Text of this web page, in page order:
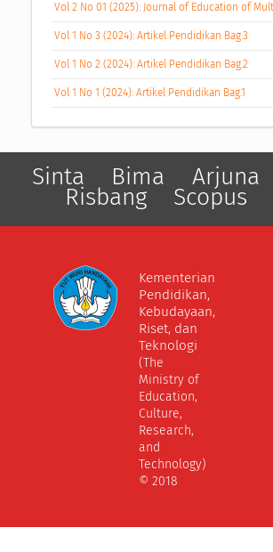
Vol 2 No 01 (2025): Journal of Education of
Vol 1 No 3 (2024): Artikel Pendidikan Bag.3
Vol 1 No 2 (2024): Artikel Pendidikan Bag.2
Vol 1 No 1 (2024): Artikel Pendidikan Bag.1
Sinta Bima Arjuna
Risbang Scopus
Kementerian
Pendidikan,
Kebudayaan,
Riset, dan
Teknologi
(The
Ministry of
Education,
Culture,
Research,
and
Technology)
© 2018